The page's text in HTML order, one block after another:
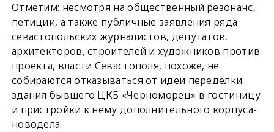
Отметим: несмотря на общественный резонанс,
петиции, а также публичные заявления ряда
севастопольских журналистов, депутатов,
архитекторов, строителей и художников против
проекта, власти Севастополя, похоже, не
собираются отказываться от идеи переделки
здания бывшего ЦКБ «Черноморец» в гостиницу
и пристройки к нему дополнительного корпуса-
новодела.